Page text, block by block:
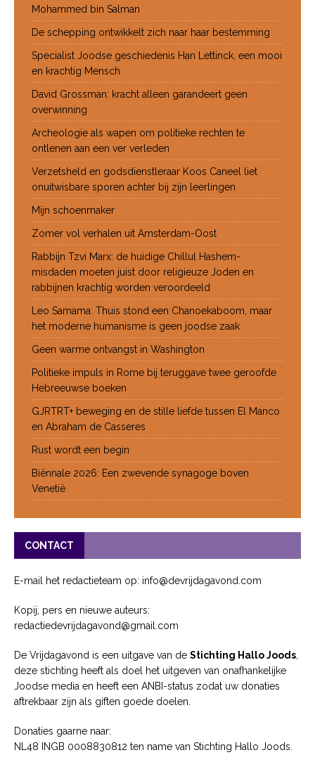
Mohammed bin Salman
De schepping ontwikkelt zich naar haar bestemming
Specialist Joodse geschiedenis Han Lettinck, een mooi
en krachtig Mensch
David Grossman: kracht alleen garandeert geen
overwinning
Archeologie als wapen om politieke rechten te
ontlenen aan een ver verleden
Verzetsheld en godsdienstleraar Koos Caneel liet
onuitwisbare sporen achter bij zijn leerlingen
Mijn schoenmaker
Zomer vol verhalen uit Amsterdam-Oost
Rabbijn Tzvi Marx: de huidige Chillul Hashem-
misdaden moeten juist door religieuze Joden en
rabbijnen krachtig worden veroordeeld
Leo Samama: Thuis stond een Chanoekaboom, maar
het moderne humanisme is geen joodse zaak
Geen warme ontvangst in Washington
Politieke impuls in Rome bij teruggave twee geroofde
Hebreeuwse boeken
GJRTRT+ beweging en de stille liefde tussen El Manco
en Abraham de Casseres
Rust wordt een begin
Biënnale 2026: Een zwevende synagoge boven
Venetië
CONTACT
E-mail het redactieteam op: info@devrijdagavond.com
Kopij, pers en nieuwe auteurs:
redactiedevrijdagavond@gmail.com
De Vrijdagavond is een uitgave van de Stichting Hallo Joods
deze stichting heeft als doel het uitgeven van onafhankelijke
Joodse media en heeft een ANBI-status zodat uw donaties
aftrekbaar zijn als giften goede doelen.
Donaties gaarne naar:
NL48 INGB 0008830812 ten name van Stichting Hallo Joods.